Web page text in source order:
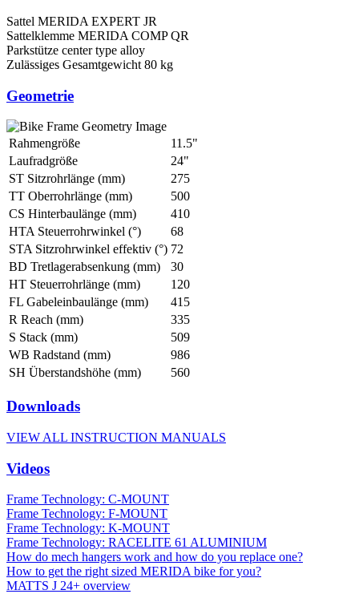
Sattel MERIDA EXPERT JR
Sattelklemme MERIDA COMP QR
Parkstütze center type alloy
Zulässiges Gesamtgewicht 80 kg
Geometrie
Rahmengröße
11.5"
Laufradgröße
24"
ST Sitzrohrlänge (mm)
275
TT Oberrohrlänge (mm)
500
CS Hinterbaulänge (mm)
410
HTA Steuerrohrwinkel (°)
68
STA Sitzrohrwinkel effektiv (°) 72
BD Tretlagerabsenkung (mm)
30
HT Steuerrohrlänge (mm)
120
FL Gabeleinbaulänge (mm)
415
R Reach (mm)
335
S Stack (mm)
509
WB Radstand (mm)
986
SH Überstandshöhe (mm)
560
Downloads
VIEW ALL INSTRUCTION MANUALS
Videos
Frame Technology: C-MOUNT
Frame Technology: F-MOUNT
Frame Technology: K-MOUNT
Frame Technology: RACELITE 61 ALUMINIUM
How do mech hangers work and how do you replace one?
How to get the right sized MERIDA bike for you?
MATTS J 24+ overview